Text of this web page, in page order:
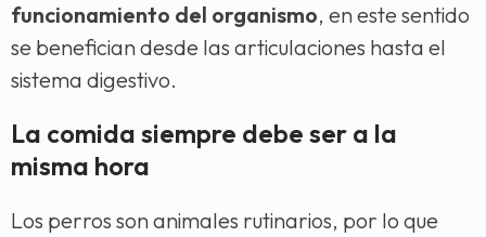
funcionamiento del organismo, en este sentido
se benefician desde las articulaciones hasta el
sistema digestivo.
La comida siempre debe ser a la
misma hora
Los perros son animales rutinarios, por lo que